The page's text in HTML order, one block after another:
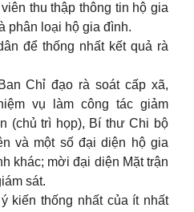
thu thập thông tin hộ gia
phân loại hộ gia đình.
để thống nhất kết quả rà
Chỉ đạo rà soát cấp xã,
vụ làm công tác giảm
(chủ trì họp), Bí thư Chi bộ
và một số đại diện hộ gia
khác; mời đại diện Mặt trận
sát.
kiến thống nhất của ít nhất